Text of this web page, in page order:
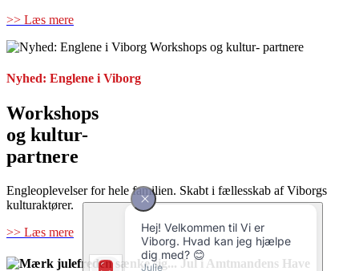
>> Læs mere
Nyhed: Englene i Viborg
Workshops
og kultur-
partnere
Engleoplevelser for hele familien. Skabt i fællesskab af Viborgs
kulturaktører.
>> Læs mere